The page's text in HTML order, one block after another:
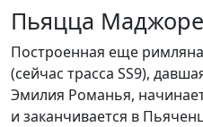
Пьяцца Маджоре
Построенная еще
(сейчас трасса SS9),
Эмилия Романья,
и заканчивается в